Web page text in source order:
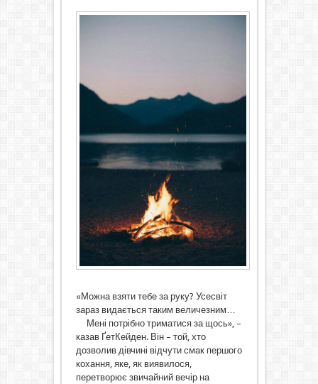
«Можна взяти тебе за руку? Усесвіт
зараз видається таким величезним…
Мені потрібно триматися за щось», –
казав ҐетКейден. Він – той, хто
дозволив дівчині відчути смак першого
кохання, яке, як виявилося,
перетворює звичайний вечір на